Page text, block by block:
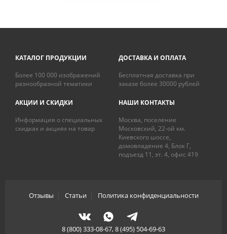
КАТАЛОГ ПРОДУКЦИИ
Более 100 000 изображений
разнообразной тематики
ДОСТАВКА И ОПЛАТА
Бесплатная доставка при
заказе более 30000 рублей
АКЦИИ И СКИДКИ
Информация о специальных
скидках и акциях на товар
НАШИ КОНТАКТЫ
Москва, поселение
Московский, 22-ой км.
Киевского шоссе,
домовладение 4, Блок Г,
подъезд 11, эт. 4, офис 419
Отзывы Статьи| Политика конфиденциальности
8 (800) 333-08-67, 8 (495) 504-69-63